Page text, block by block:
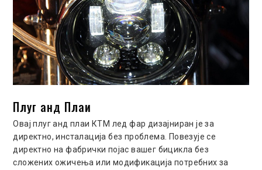
Плуг анд Плаи
Овај плуг анд плаи КТМ лед фар дизајниран је за
директно, инсталација без проблема. Повезује се
директно на фабрички појас вашег бицикла без
сложених ожичења или модификација потребних за